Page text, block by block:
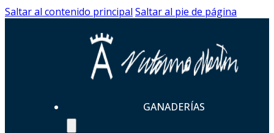
Saltar al contenido principal Saltar al pie de página
GANADERÍAS